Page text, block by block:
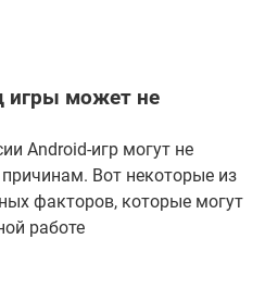
игры может не
Android-игр могут не
Вот некоторые из
факторов, которые могут
работе